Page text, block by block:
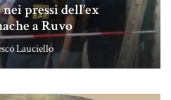
pressi dell’ex
a Ruvo
Lauciello